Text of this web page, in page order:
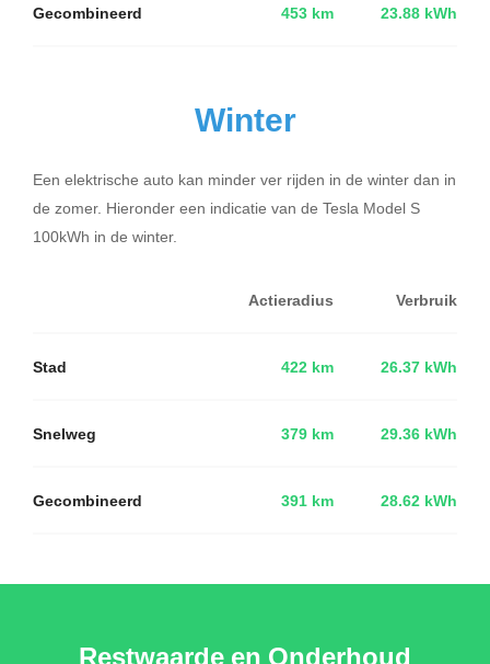
Gecombineerd 453 km 23.88 kWh
Winter
Een elektrische auto kan minder ver rijden in de winter dan in
de zomer. Hieronder een indicatie van de Tesla Model S
100kWh in de winter.
Actieradius Verbruik
Stad 422 km 26.37 kWh
Snelweg 379 km 29.36 kWh
Gecombineerd 391 km 28.62 kWh
Restwaarde en Onderhoud